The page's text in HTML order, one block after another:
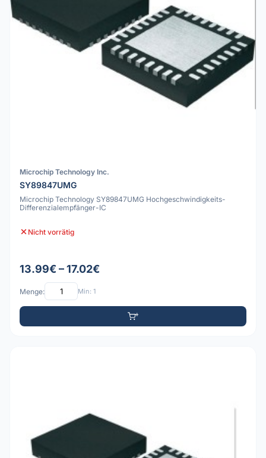
Microchip Technology Inc.
SY89847UMG
Microchip Technology SY89847UMG Hochgeschwindigkeits-
Differenzialempfänger-IC
Nicht vorrätig
13.99€ – 17.02€
Menge: Min: 1